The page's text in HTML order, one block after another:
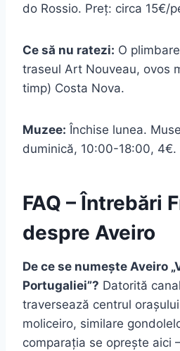
do Rossio. Preț: circa 15€/
Ce să nu ratezi: O
traseul Art Nouveau, ovos
timp) Costa Nova.
Muzee: Închise lunea.
duminică, 10:00-18:00, 4€.
FAQ – Întrebări
despre Aveiro
De ce se numește Aveiro
Portugaliei”? Datorită
traversează centrul
moliceiro, similare
comparația se oprește aici